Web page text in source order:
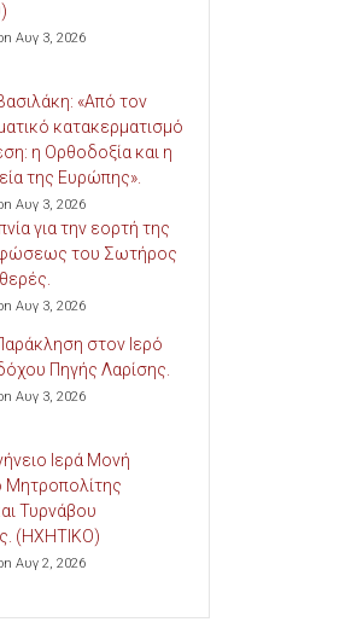
Αυγ 3, 2026
«Από τον
κατακερματισμό
η Ορθοδοξία και η
της Ευρώπης».
Αυγ 3, 2026
για την εορτή της
του Σωτήρος
Αυγ 3, 2026
στον Ιερό
Πηγής Λαρίσης.
Αυγ 3, 2026
Ιερά Μονή
Μητροπολίτης
Τυρνάβου
(ΗΧΗΤΙΚΟ)
Αυγ 2, 2026